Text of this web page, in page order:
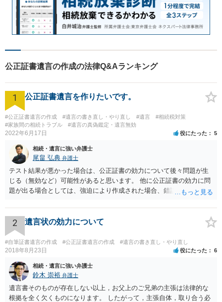
公正証書遺言の作成の法律Q&Aランキング
1 公正証書遺言を作りたいです。
#公正証書遺言の作成 #遺言の書き直し・やり直し #遺言
#相続税対策
#家族間の相続トラブル
#遺言の真偽鑑定・遺言無効
2022年6月17日 役にたった 5
相続・遺言に強い弁護士
尾畠 弘典 弁護士
テスト結果が悪かった場合は、公正証書の効力について後々問題が生
じる（無効など）可能性があると思います。 他に公正証書の効力に問
題が出る場合としては、強迫により作成された場合、錯誤（勘違い）
すが、弁護士に作成を依頼する場合は、１０～数十万円程度になるケ
ースが多いと思います。 報酬体系は、弁護士ごとに異なりますので一
律の基準はありません。
2 遺言状の効力について
#自筆証書遺言の作成 #公正証書遺言の作成 #遺言の書き直し・やり直し
2018年8月23日 役にたった 6
相続・遺言に強い弁護士
鈴木 崇裕 弁護士
遺言書そのものが存在しない以上，お父上のご兄弟の主張は法律的な
根拠を全く欠くものになります。 したがって，主張自体，取り合う必